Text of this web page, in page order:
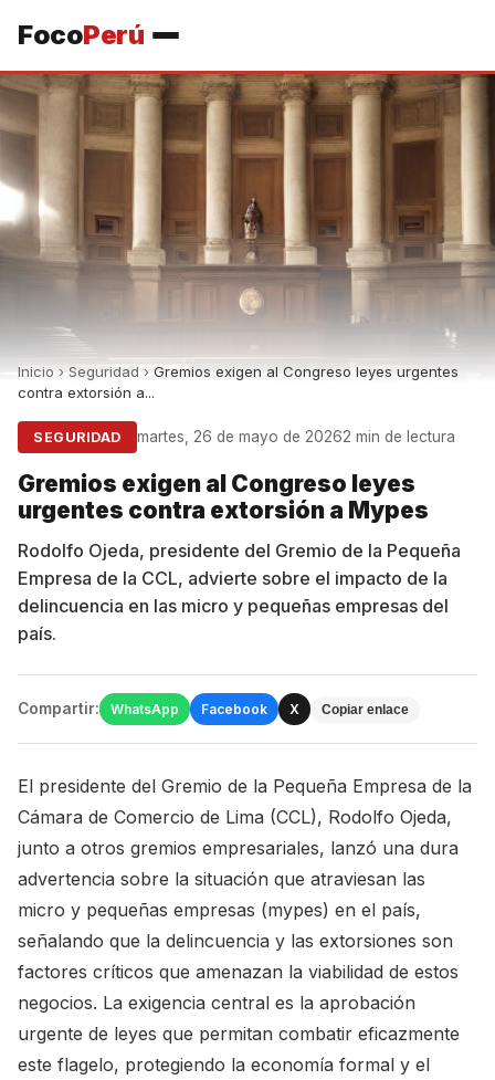
FocoPerú
Inicio › Seguridad › Gremios exigen al Congreso leyes urgentes
contra extorsión a...
SEGURIDAD martes, 26 de mayo de 20262 min de lectura
Gremios exigen al Congreso leyes
urgentes contra extorsión a Mypes
Rodolfo Ojeda, presidente del Gremio de la Pequeña
Empresa de la CCL, advierte sobre el impacto de la
delincuencia en las micro y pequeñas empresas del
país.
Compartir: WhatsApp Facebook X Copiar enlace
El presidente del Gremio de la Pequeña Empresa de la
Cámara de Comercio de Lima (CCL), Rodolfo Ojeda,
junto a otros gremios empresariales, lanzó una dura
advertencia sobre la situación que atraviesan las
micro y pequeñas empresas (mypes) en el país,
señalando que la delincuencia y las extorsiones son
factores críticos que amenazan la viabilidad de estos
negocios. La exigencia central es la aprobación
urgente de leyes que permitan combatir eficazmente
este flagelo, protegiendo la economía formal y el